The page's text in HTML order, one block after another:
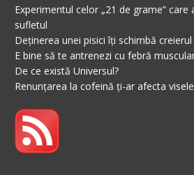
Experimentul celor „21 de grame” care
sufletul
Deținerea unei pisici îți schimbă creierul
E bine să te antrenezi cu febră
De ce există Universul?
Renunțarea la cofeină ți-ar afecta